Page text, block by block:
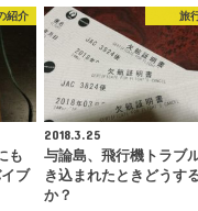
紹介
も
ブ
旅
2018.3.25
与論島、飛行機トラブ
き込まれたときどうす
か？